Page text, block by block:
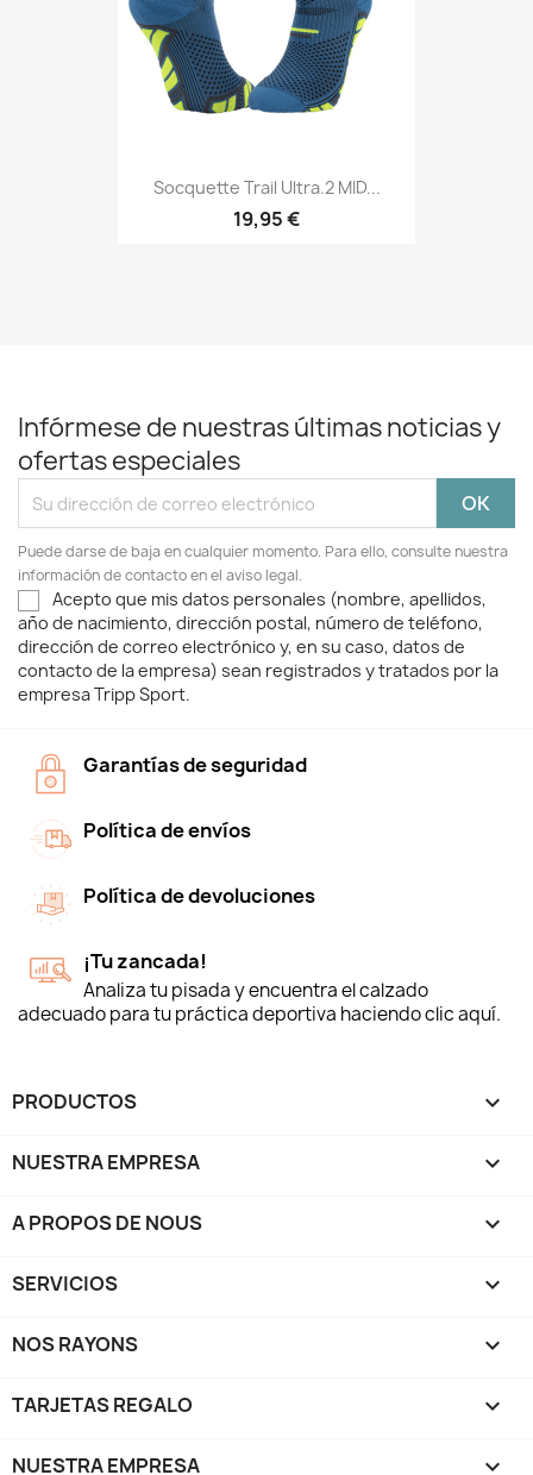
Socquette Trail Ultra.2 MID...
19,95 €
Infórmese de nuestras últimas noticias y
ofertas especiales
Puede darse de baja en cualquier momento. Para ello, consulte nuestra
información de contacto en el aviso legal.
Acepto que mis datos personales (nombre, apellidos,
año de nacimiento, dirección postal, número de teléfono,
dirección de correo electrónico y, en su caso, datos de
contacto de la empresa) sean registrados y tratados por la
empresa Tripp Sport.
Garantías de seguridad
Política de envíos
Política de devoluciones
¡Tu zancada!
Analiza tu pisada y encuentra el calzado
adecuado para tu práctica deportiva haciendo clic aquí.
PRODUCTOS 
NUESTRA EMPRESA 
A PROPOS DE NOUS 
SERVICIOS 
NOS RAYONS 
TARJETAS REGALO 
NUESTRA EMPRESA 